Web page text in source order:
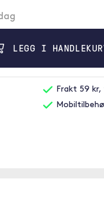
LEGG I
Frakt 59